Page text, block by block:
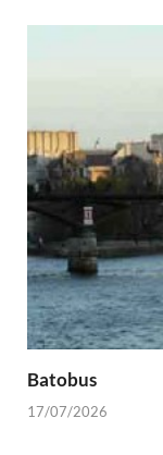
Batobus
17/07/2026